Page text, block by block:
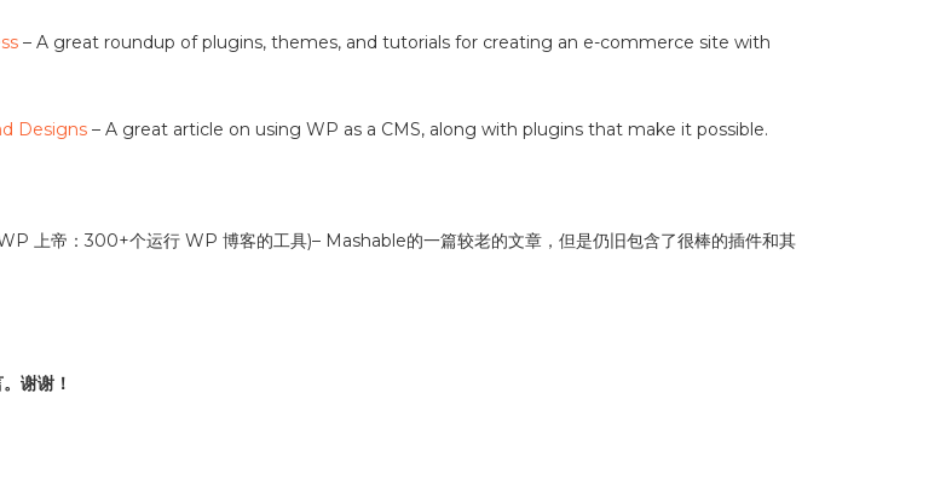
– A great roundup of plugins, themes, and tutorials for creating an e-commerce site with
Designs – A great article on using WP as a CMS, along with plugins that make it possible.
上帝：300+个运行 WP 博客的工具)– Mashable的一篇较老的文章，但是仍旧包含了很棒的插件和其
谢谢！